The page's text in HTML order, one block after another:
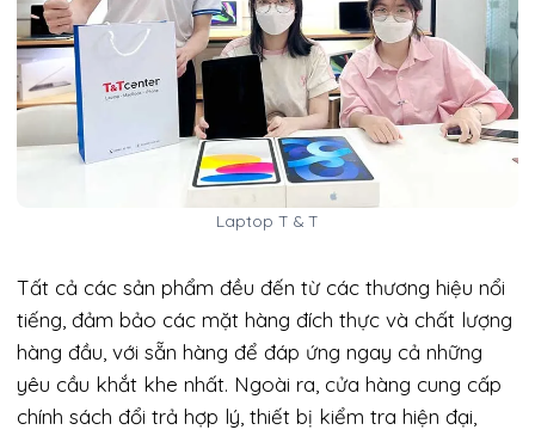
Laptop T & T
Tất cả các sản phẩm đều đến từ các thương hiệu nổi
tiếng, đảm bảo các mặt hàng đích thực và chất lượng
hàng đầu, với sẵn hàng để đáp ứng ngay cả những
yêu cầu khắt khe nhất. Ngoài ra, cửa hàng cung cấp
chính sách đổi trả hợp lý, thiết bị kiểm tra hiện đại,